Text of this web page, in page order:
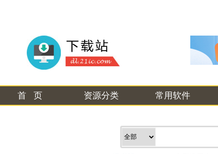
首 页 资源分类 常用软件